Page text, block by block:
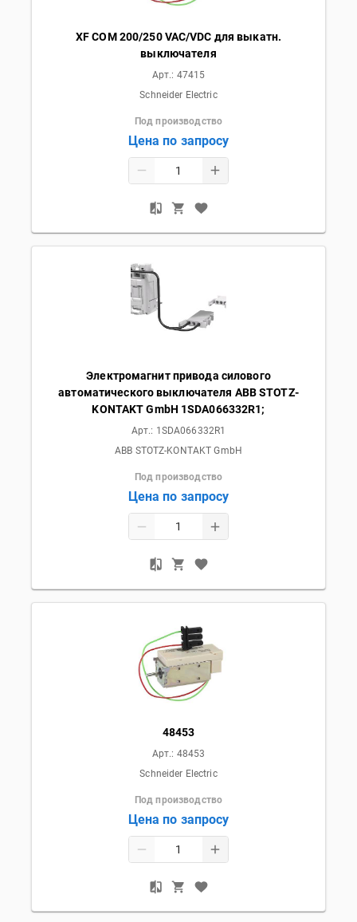
XF COM 200/250 VAC/VDC для выкатн.
выключателя
Арт.: 47415
Schneider Electric
Под производство
Цена по запросу
Электромагнит привода силового
автоматического выключателя ABB STOTZ-
KONTAKT GmbH 1SDA066332R1;
Арт.: 1SDA066332R1
ABB STOTZ-KONTAKT GmbH
Под производство
Цена по запросу
48453
Арт.: 48453
Schneider Electric
Под производство
Цена по запросу